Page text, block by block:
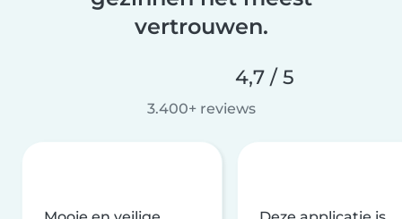
vertrouwen.
4,7 / 5
3.400+ reviews